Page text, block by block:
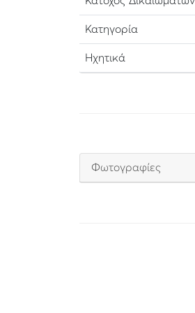
Κατηγορία
Ηχητικά
Φωτογραφίες